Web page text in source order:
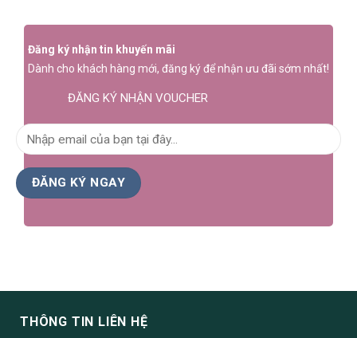
Đăng ký nhận tin khuyến mãi
Dành cho khách hàng mới, đăng ký để nhận ưu đãi sớm nhất!
ĐĂNG KÝ NHẬN VOUCHER
THÔNG TIN LIÊN HỆ